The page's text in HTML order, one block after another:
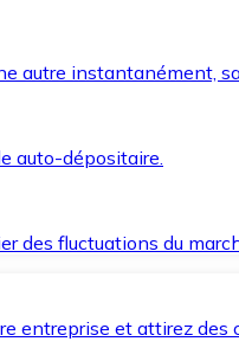
autre instantanément,
auto-dépositaire.
des fluctuations du
entreprise et attirez des